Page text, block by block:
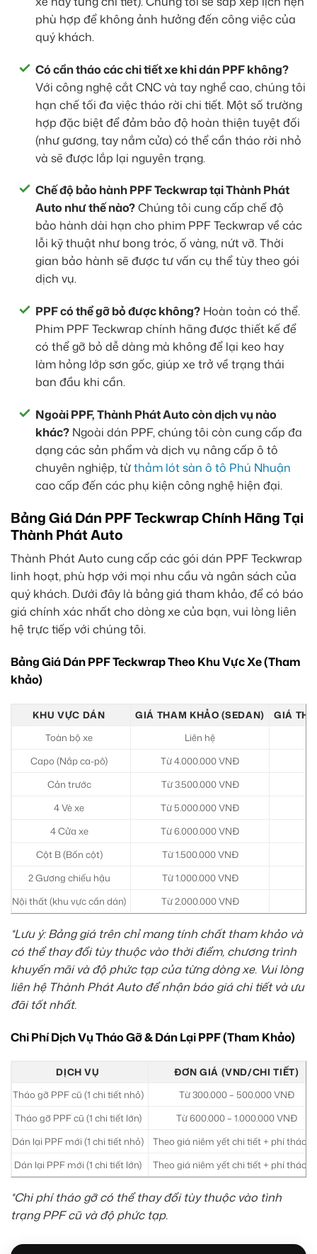
phù hợp để không ảnh hưởng đến công việc của
quý khách.
Có cần tháo các chi tiết xe khi dán PPF không?
Với công nghệ cắt CNC và tay nghề cao, chúng tôi
hạn chế tối đa việc tháo rời chi tiết. Một số trường
hợp đặc biệt để đảm bảo độ hoàn thiện tuyệt đối
(như gương, tay nắm cửa) có thể cần tháo rời nhỏ
và sẽ được lắp lại nguyên trạng.
Chế độ bảo hành PPF Teckwrap tại Thành Phát
Auto như thế nào?Chúng tôi cung cấp chế độ
bảo hành dài hạn cho phim PPF Teckwrap về các
lỗi kỹ thuật như bong tróc, ố vàng, nứt vỡ. Thời
gian bảo hành sẽ được tư vấn cụ thể tùy theo gói
dịch vụ.
PPF có thể gỡ bỏ được không? Hoàn toàn có thể.
Phim PPF Teckwrap chính hãng được thiết kế để
có thể gỡ bỏ dễ dàng mà không để lại keo hay
làm hỏng lớp sơn gốc, giúp xe trở về trạng thái
ban đầu khi cần.
Ngoài PPF, Thành Phát Auto còn dịch vụ nào
khác? Ngoài dán PPF, chúng tôi còn cung cấp đa
dạng các sản phẩm và dịch vụ nâng cấp ô tô
chuyên nghiệp, từthảm lót sàn ô tô Phú Nhuận
cao cấp đến các phụ kiện công nghệ hiện đại.
Bảng Giá Dán PPF Teckwrap Chính Hãng Tại
Thành Phát Auto
Thành Phát Auto cung cấp các gói dán PPF Teckwrap
linh hoạt, phù hợp với mọi nhu cầu và ngân sách của
quý khách. Dưới đây là bảng giá tham khảo, để có báo
giá chính xác nhất cho dòng xe của bạn, vui lòng liên
hệ trực tiếp với chúng tôi.
Bảng Giá Dán PPF Teckwrap Theo Khu Vực Xe (Tham
khảo)
KHU VỰC DÁN GIÁ THAM KHẢO (SEDAN)
GIÁ
Toàn bộ xe
Liên hệ
Capo (Nắp ca-pô)
Từ 4.000.000 VNĐ
Cản trước
Từ 3.500.000 VNĐ
4 Vè xe
Từ 5.000.000 VNĐ
4 Cửa xe
Từ 6.000.000 VNĐ
Cột B (Bốn cột)
Từ 1.500.000 VNĐ
2 Gương chiếu hậu
Từ 1.000.000 VNĐ
Nội thất (khu vực cần dán)
Từ 2.000.000 VNĐ
*Lưu ý: Bảng giá trên chỉ mang tính chất tham khảo và
có thể thay đổi tùy thuộc vào thời điểm, chương trình
khuyến mãi và độ phức tạp của từng dòng xe. Vui lòng
liên hệ Thành Phát Auto để nhận báo giá chi tiết và ưu
đãi tốt nhất.
Chi Phí Dịch Vụ Tháo Gỡ & Dán Lại PPF (Tham Khảo)
DỊCH VỤ
ĐƠN GIÁ (VND/CHI TIẾT)
Tháo gỡ PPF cũ (1 chi tiết nhỏ)
Từ 300.000 – 500.000 VNĐ
Tháo gỡ PPF cũ (1 chi tiết lớn)
Từ 600.000 – 1.000.000 VNĐ
Dán lại PPF mới (1 chi tiết nhỏ)
Theo giá niêm yết chi tiết + phí tháo
Dán lại PPF mới (1 chi tiết lớn)
Theo giá niêm yết chi tiết + phí tháo
*Chi phí tháo gỡ có thể thay đổi tùy thuộc vào tình
trạng PPF cũ và độ phức tạp.